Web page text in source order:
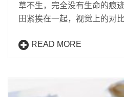
草不生，完全没有生命的痕
田紧挨在一起，视觉上的对
READ MORE